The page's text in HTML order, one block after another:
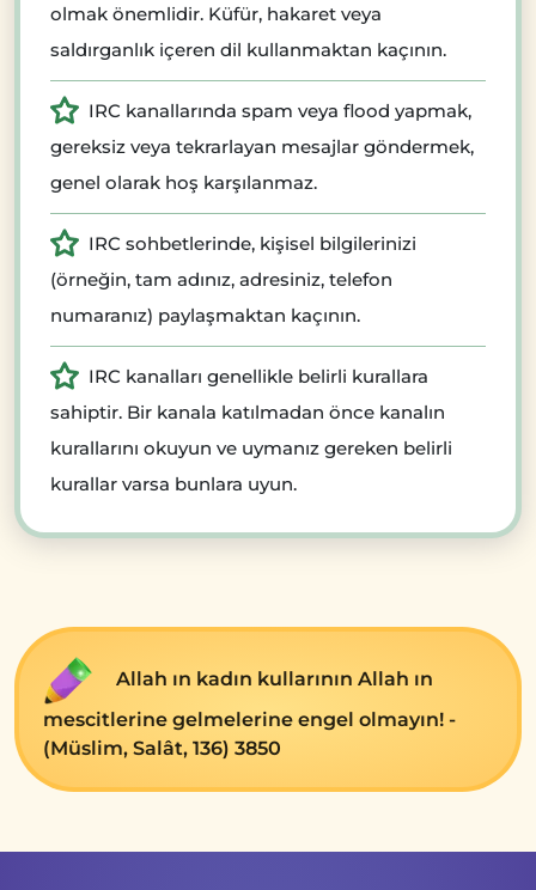
olmak önemlidir. Küfür, hakaret veya
saldırganlık içeren dil kullanmaktan kaçının.
IRC kanallarında spam veya flood yapmak,
gereksiz veya tekrarlayan mesajlar göndermek,
genel olarak hoş karşılanmaz.
IRC sohbetlerinde, kişisel bilgilerinizi
(örneğin, tam adınız, adresiniz, telefon
numaranız) paylaşmaktan kaçının.
IRC kanalları genellikle belirli kurallara
sahiptir. Bir kanala katılmadan önce kanalın
kurallarını okuyun ve uymanız gereken belirli
kurallar varsa bunlara uyun.
Allah ın kadın kullarının Allah ın
mescitlerine gelmelerine engel olmayın! -
(Müslim, Salât, 136) 3850